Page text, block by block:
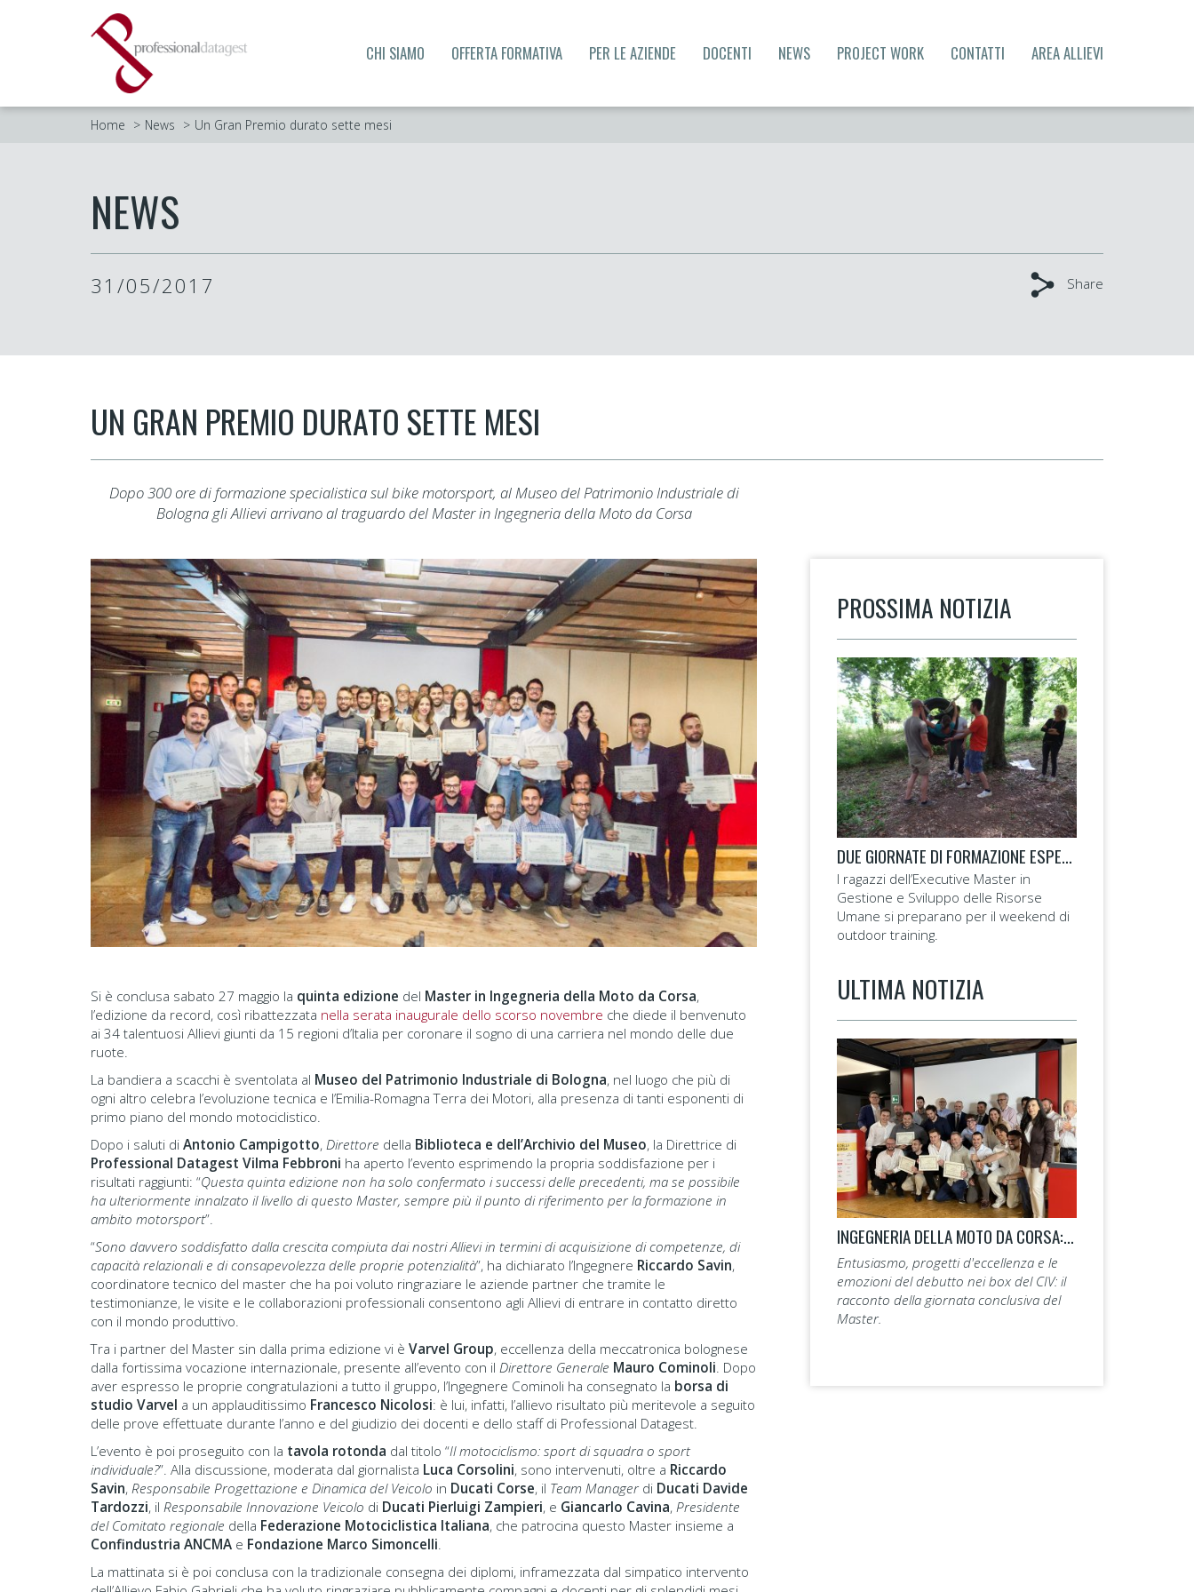
CHI SIAMO OFFERTA FORMATIVA PER LE AZIENDE DOCENTI NEWS PROJECT WORK CONTATTI AREA ALLIEVI
Home News Un Gran Premio durato sette mesi
NEWS
31/05/2017 Share
UN GRAN PREMIO DURATO SETTE MESI
Dopo 300 ore di formazione specialistica sul bike motorsport, al Museo del Patrimonio Industriale di
Bologna gli Allievi arrivano al traguardo del Master in Ingegneria della Moto da Corsa
Si è conclusa sabato 27 maggio la quinta edizione del Master in Ingegneria della Moto da Corsa,
l’edizione da record, così ribattezzata nella serata inaugurale dello scorso novembre che diede il benvenuto
ai 34 talentuosi Allievi giunti da 15 regioni d’Italia per coronare il sogno di una carriera nel mondo delle due
ruote.
La bandiera a scacchi è sventolata al Museo del Patrimonio Industriale di Bologna, nel luogo che più di
ogni altro celebra l’evoluzione tecnica e l’Emilia-Romagna Terra dei Motori, alla presenza di tanti esponenti di
primo piano del mondo motociclistico.
Dopo i saluti di Antonio Campigotto, Direttore della Biblioteca e dell’Archivio del Museo, la Direttrice di
Professional Datagest Vilma Febbroni ha aperto l’evento esprimendo la propria soddisfazione per i
risultati raggiunti: “Questa quinta edizione non ha solo confermato i successi delle precedenti, ma se possibile
ha ulteriormente innalzato il livello di questo Master, sempre più il punto di riferimento per la formazione in
ambito motorsport”.
“Sono davvero soddisfatto dalla crescita compiuta dai nostri Allievi in termini di acquisizione di competenze, di
capacità relazionali e di consapevolezza delle proprie potenzialità”, ha dichiarato l’Ingegnere Riccardo Savin,
coordinatore tecnico del master che ha poi voluto ringraziare le aziende partner che tramite le
testimonianze, le visite e le collaborazioni professionali consentono agli Allievi di entrare in contatto diretto
con il mondo produttivo.
Tra i partner del Master sin dalla prima edizione vi è Varvel Group, eccellenza della meccatronica bolognese
dalla fortissima vocazione internazionale, presente all’evento con il Direttore Generale Mauro Cominoli . Dopo
aver espresso le proprie congratulazioni a tutto il gruppo, l’Ingegnere Cominoli ha consegnato la borsa di
studio Varvel a un applauditissimo Francesco Nicolosi: è lui, infatti, l’allievo risultato più meritevole a seguito
delle prove effettuate durante l’anno e del giudizio dei docenti e dello staff di Professional Datagest.
L’evento è poi proseguito con la tavola rotonda dal titolo “Il motociclismo: sport di squadra o sport
individuale?”. Alla discussione, moderata dal giornalista Luca Corsolini, sono intervenuti, oltre a Riccardo
Savin, Responsabile Progettazione e Dinamica del Veicolo in Ducati Corse, il Team Managerdi Ducati Davide
Tardozzi, il Responsabile Innovazione Veicolo di Ducati Pierluigi Zampieri, e Giancarlo Cavina, Presidente
del Comitato regionale della Federazione Motociclistica Italiana, che patrocina questo Master insieme a
Confindustria ANCMA e Fondazione Marco Simoncelli
La mattinata si è poi conclusa con la tradizionale consegna dei diplomi, inframezzata dal simpatico intervento
PROSSIMA NOTIZIA
DUE GIORNATE DI FORMAZIONE ESPERIENZIALE PER LAVORARE SULLE COMPETENZE TRASVERSALI
I ragazzi dell’Executive Master in
Gestione e Sviluppo delle Risorse
Umane si preparano per il weekend di
outdoor training.
ULTIMA NOTIZIA
INGEGNERIA DELLA MOTO DA CORSA: LA 14ª EDIZIONE TAGLIA IL TRAGUARDO.
Entusiasmo, progetti d'eccellenza e le
emozioni del debutto nei box del CIV: il
racconto della giornata conclusiva del
Master.